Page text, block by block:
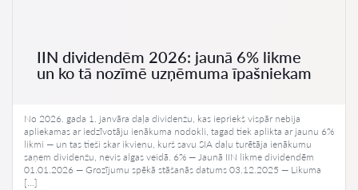
IIN dividendēm 2026: jaunā 6% likme
un ko tā nozīmē uzņēmuma īpašniekam
No 2026. gada 1. janvāra daļa dividenžu, kas iepriekš vispār nebija
apliekamas ar iedzīvotāju ienākuma nodokli, tagad tiek aplikta ar jaunu 6%
likmi — un tas tieši skar ikvienu, kurš savu SIA daļu turētāja ienākumu
saņem dividenžu, nevis algas veidā. 6% — Jaunā IIN likme dividendēm
01.01.2026 — Grozījumu spēkā stāšanās datums 03.12.2025 — Likuma
[…]